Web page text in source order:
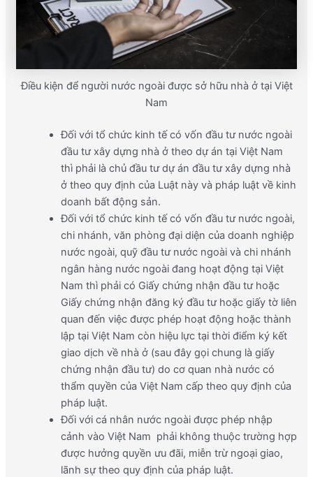
Điều kiện để người nước ngoài được sở hữu nhà ở tại Việt
Nam
Đối với tổ chức kinh tế có vốn đầu tư nước ngoài
đầu tư xây dựng nhà ở theo dự án tại Việt Nam
thì phải là chủ đầu tư dự án đầu tư xây dựng nhà
ở theo quy định của Luật này và pháp luật về kinh
doanh bất động sản.
Đối với tổ chức kinh tế có vốn đầu tư nước ngoài,
chi nhánh, văn phòng đại diện của doanh nghiệp
nước ngoài, quỹ đầu tư nước ngoài và chi nhánh
ngân hàng nước ngoài đang hoạt động tại Việt
Nam thì phải có Giấy chứng nhận đầu tư hoặc
Giấy chứng nhận đăng ký đầu tư hoặc giấy tờ liên
quan đến việc được phép hoạt động hoặc thành
lập tại Việt Nam còn hiệu lực tại thời điểm ký kết
giao dịch về nhà ở (sau đây gọi chung là giấy
chứng nhận đầu tư) do cơ quan nhà nước có
thẩm quyền của Việt Nam cấp theo quy định của
pháp luật.
Đối với cá nhân nước ngoài được phép nhập
cảnh vào Việt Nam phải không thuộc trường hợp
được hưởng quyền ưu đãi, miễn trừ ngoại giao,
lãnh sự theo quy định của pháp luật.